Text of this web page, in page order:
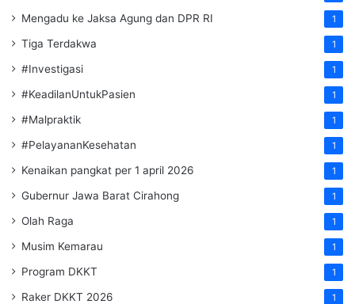
Mengadu ke Jaksa Agung dan DPR RI 1
Tiga Terdakwa 1
#Investigasi 1
#KeadilanUntukPasien 1
#Malpraktik 1
#PelayananKesehatan 1
Kenaikan pangkat per 1 april 2026 1
Gubernur Jawa Barat Cirahong 1
Olah Raga 1
Musim Kemarau 1
Program DKKT 1
Raker DKKT 2026 1